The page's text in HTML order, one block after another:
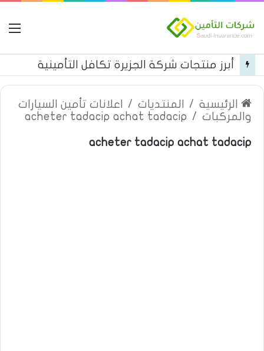
أبرز منتجات شركة الجزيرة تكافل التأمينية
الرئيسية / المنتديات /
اعلانات تأمين السيارات
والمركبات /
acheter tadacip achat tadacip
acheter tadacip achat tadacip